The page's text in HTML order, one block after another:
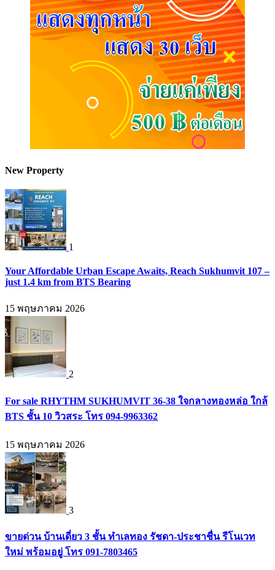
New Property
1
Your Affordable Urban Escape Awaits, Reach Sukhumvit 107 –
just 1.4 km from BTS Bearing
15 พฤษภาคม 2026
2
For sale RHYTHM SUKHUMVIT 36-38 ใจกลางทองหล่อ ใกล้
BTS ชั้น 10 วิวสระ โทร 094-9963362
15 พฤษภาคม 2026
3
ขายด่วน บ้านเดี่ยว 3 ชั้น ทำเลทอง รัชดา-ประชาชื่น รีโนเวท
ใหม่ พร้อมอยู่ โทร 091-7803465